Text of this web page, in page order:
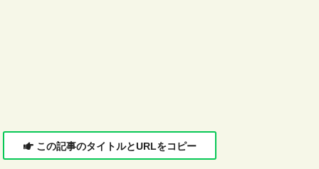
この記事のタイトルとURLをコピー